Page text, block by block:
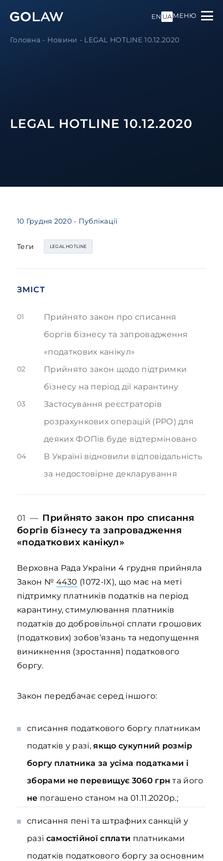
EN UAМЕНЮ
Головна - Новини - LEGAL HOTLINE 10.12.2020
LEGAL HOTLINE 10.12.2020
10 Грудня 2020 - Публікації
Теги LEGAL HOTLINE
ЗМІСТ
01
Прийнято закон про списання
боргів бізнесу та запровадження
«податкових канікул»
02
Прийнято закон щодо підтримки
бізнесу на період дії карантину
03
Застосування реєстраторів
розрахункових операцій (РРО) для
деяких ФОПів буде відтерміновано
04
В Україні відновили відповідальність
за недостовірне декларування
01 — Прийнято закон про списання
боргів бізнесу та запровадження
«податкових канікул»
Верховна Рада України 4 грудня прийняла
Закон № 4430 (1072-IX), що має на меті
підтримку платників податків на період
карантину, стимулювання платників
податків до добровільної сплати грошових
(податкових) зобов’язань та недопущення
виникнення (зростання) податкового
боргу.
Закон передбачає серед іншого:
списання податкового боргу платникам
податків у разі,якщо сукупний розмір
боргу платника за усіма податками і
зборами не перевищує 3060 грнта його
не погашено станом на 01.11.2020р.;
списання пені та штрафних санкцій у
разі самостійної сплати платниками
податків податкового боргу за основним